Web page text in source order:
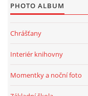
PHOTO ALBUM
Chrášťany
Interiér knihovny
Momentky a noční foto